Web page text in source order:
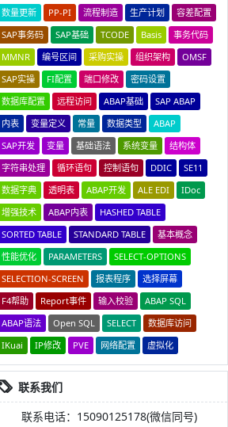
数量更新
PP-PI 流程制造 生产计划
容差配置
SAP事务码
SAP基础 TCODE Basis
事务代码
MMNR
编号区间 采购实操 组织架构
OMSF
SAP实操
FI配置 端口修改
密码设置
数据库配置
远程访问 ABAP基础
SAP ABAP
内表
变量定义 常量 数据类型
ABAP
SAP开发
变量 基础语法 系统变量
结构体
字符串处理
循环语句 控制语句 DDIC
SE11
数据字典
透明表 ABAP开发 ALE EDI
IDoc
增强技术
ABAP内表
HASHED TABLE
SORTED TABLE
STANDARD TABLE
基本概念
性能优化
PARAMETERS
SELECT-OPTIONS
SELECTION-SCREEN
报表程序
选择屏幕
F4帮助
Report事件 输入校验
ABAP SQL
ABAP语法
Open SQL SELECT
数据库访问
IKuai
IP修改 PVE 网络配置 虚拟化
联系我们
联系电话：15090125178(微信同号)